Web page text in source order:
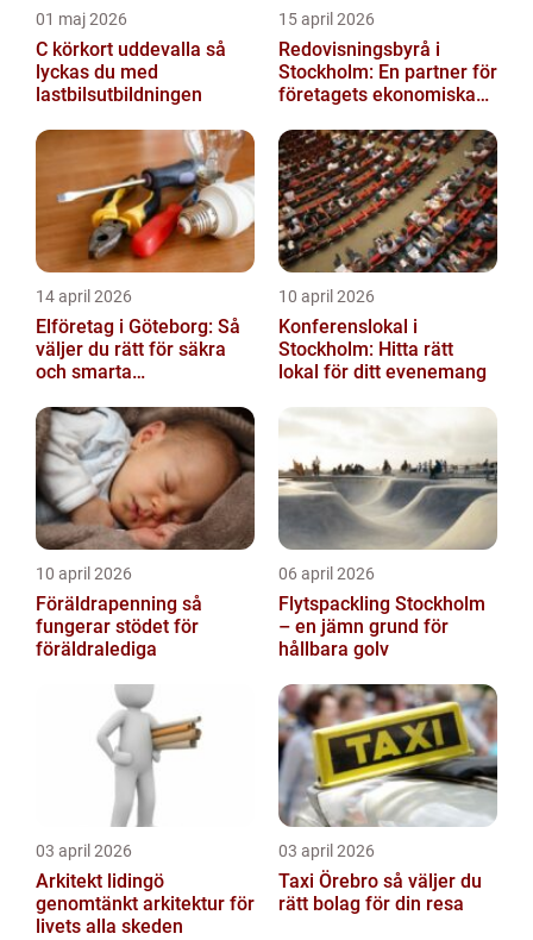
01 maj 2026
C körkort uddevalla så
lyckas du med
lastbilsutbildningen
15 april 2026
Redovisningsbyrå i
Stockholm: En partner för
företagets ekonomiska
14 april 2026
Elföretag i Göteborg: Så
väljer du rätt för säkra
och smarta
10 april 2026
Konferenslokal i
Stockholm: Hitta rätt
lokal för ditt evenemang
10 april 2026
Föräldrapenning så
fungerar stödet för
föräldralediga
06 april 2026
Flytspackling Stockholm
– en jämn grund för
hållbara golv
03 april 2026
Arkitekt lidingö
genomtänkt arkitektur för
livets alla skeden
03 april 2026
Taxi Örebro så väljer du
rätt bolag för din resa